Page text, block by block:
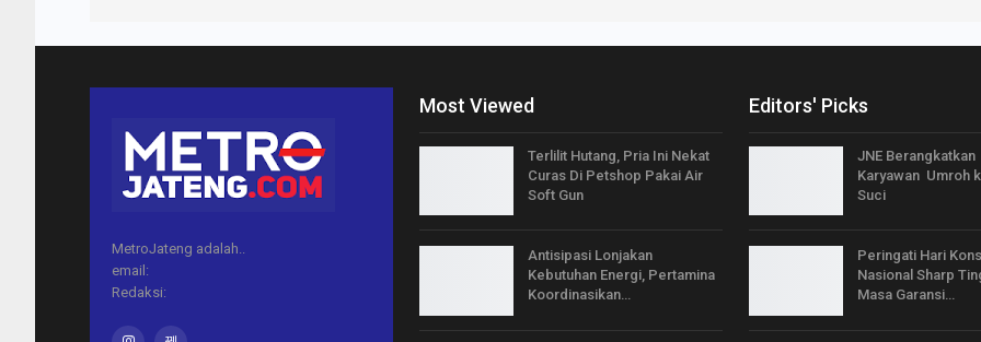
MetroJateng adalah..
email:
Redaksi:
Most Viewed
Terlilit Hutang, Pria Ini Nekat
Curas Di Petshop Pakai Air
Soft Gun
Antisipasi Lonjakan
Kebutuhan Energi, Pertamina
Koordinasikan…
Editors' Picks
JNE Berangkatkan
Karyawan Umroh
Suci
Peringati Hari
Nasional Sharp
Masa Garansi…